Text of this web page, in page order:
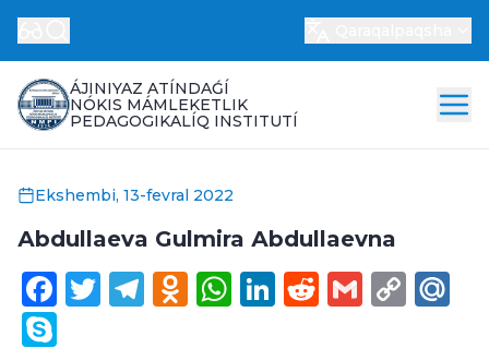
ÁJINIYAZ ATÍNDAǴÍ
NÓKIS MÁMLEKETLIK
PEDAGOGIKALÍQ INSTITUTÍ
Ekshembi, 13-fevral 2022
Аbdullaeva Gulmira Аbdullaevna
Facebook
Twitter
Telegram
Odnoklassniki
WhatsApp
LinkedIn
Reddit
Gmail